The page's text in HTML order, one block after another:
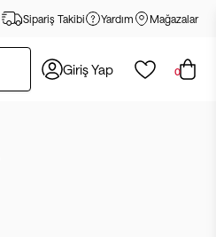
Sipariş Takibi Yardım Mağazalar
Giriş Yap 0